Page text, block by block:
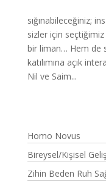
sığınabileceğiniz;
sizler için
bir liman… Hem de
katılımına açık
Nil ve Saim...
Homo Novus
Bireysel/Kişisel
Zihin Beden Ruh